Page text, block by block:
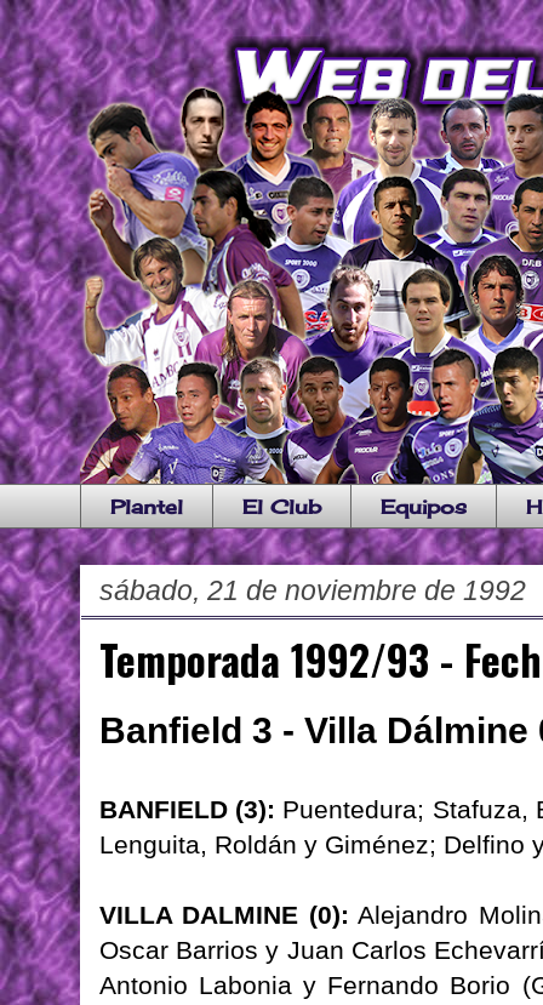
Plantel El Club Equipos
sábado, 21 de noviembre de 1992
Temporada 1992/93 -
Banfield 3 - Villa Dálmine
BANFIELD (3): Puentedura; Stafuza,
Lenguita, Roldán y Giménez; Delfino
VILLA DALMINE (0): Alejandro
Oscar Barrios y Juan Carlos
Antonio Labonia y Fernando Borio